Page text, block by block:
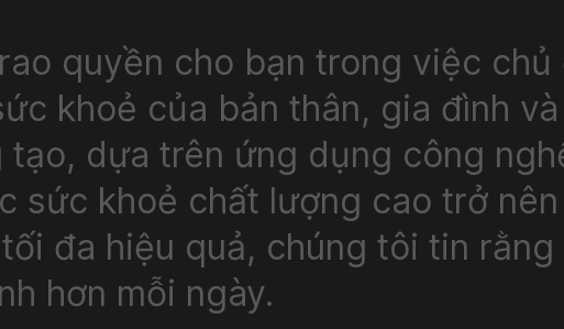
quyền cho bạn trong việc chủ
khoẻ của bản thân, gia đình
dựa trên ứng dụng công
sức khoẻ chất lượng cao trở
đa hiệu quả, chúng tôi tin
hơn mỗi ngày.
quyền cho bạn trong việc chủ
khoẻ của bản thân, gia đình
dựa trên ứng dụng công
sức khoẻ chất lượng cao trở
đa hiệu quả, chúng tôi tin
hơn mỗi ngày.